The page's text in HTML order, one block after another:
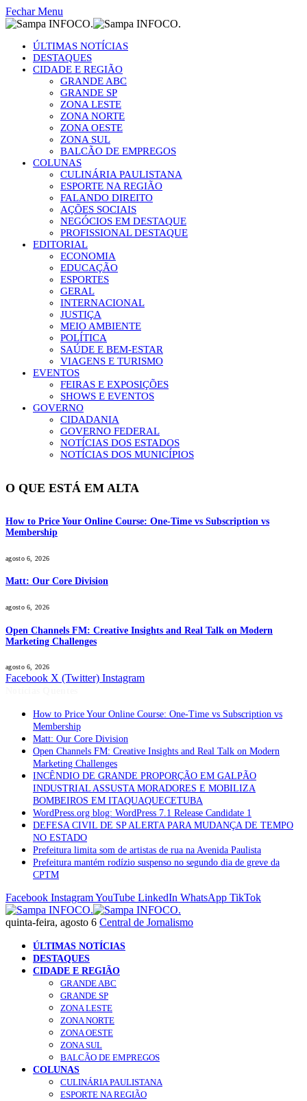
Fechar Menu
ÚLTIMAS NOTÍCIAS
DESTAQUES
CIDADE E REGIÃO
GRANDE ABC
GRANDE SP
ZONA LESTE
ZONA NORTE
ZONA OESTE
ZONA SUL
BALCÃO DE EMPREGOS
COLUNAS
CULINÁRIA PAULISTANA
ESPORTE NA REGIÃO
FALANDO DIREITO
AÇÕES SOCIAIS
NEGÓCIOS EM DESTAQUE
PROFISSIONAL DESTAQUE
EDITORIAL
ECONOMIA
EDUCAÇÃO
ESPORTES
GERAL
INTERNACIONAL
JUSTIÇA
MEIO AMBIENTE
POLÍTICA
SAÚDE E BEM-ESTAR
VIAGENS E TURISMO
EVENTOS
FEIRAS E EXPOSIÇÕES
SHOWS E EVENTOS
GOVERNO
CIDADANIA
GOVERNO FEDERAL
NOTÍCIAS DOS ESTADOS
NOTÍCIAS DOS MUNICÍPIOS
O QUE ESTÁ EM ALTA
How to Price Your Online Course: One-Time vs Subscription vs
Membership
agosto 6, 2026
Matt: Our Core Division
agosto 6, 2026
Open Channels FM: Creative Insights and Real Talk on Modern
Marketing Challenges
agosto 6, 2026
Facebook X (Twitter) Instagram
How to Price Your Online Course: One-Time vs Subscription vs
Membership
Matt: Our Core Division
Open Channels FM: Creative Insights and Real Talk on Modern
Marketing Challenges
INCÊNDIO DE GRANDE PROPORÇÃO EM GALPÃO
INDUSTRIAL ASSUSTA MORADORES E MOBILIZA
BOMBEIROS EM ITAQUAQUECETUBA
WordPress.org blog: WordPress 7.1 Release Candidate 1
DEFESA CIVIL DE SP ALERTA PARA MUDANÇA DE TEMPO
NO ESTADO
Prefeitura limita som de artistas de rua na Avenida Paulista
Prefeitura mantém rodízio suspenso no segundo dia de greve da
CPTM
Facebook InstagramYouTube LinkedIn WhatsApp TikTok
quinta-feira, agosto 6 Central de Jornalismo
ÚLTIMAS NOTÍCIAS
DESTAQUES
CIDADE E REGIÃO
GRANDE ABC
GRANDE SP
ZONA LESTE
ZONA NORTE
ZONA OESTE
ZONA SUL
BALCÃO DE EMPREGOS
COLUNAS
CULINÁRIA PAULISTANA
ESPORTE NA REGIÃO